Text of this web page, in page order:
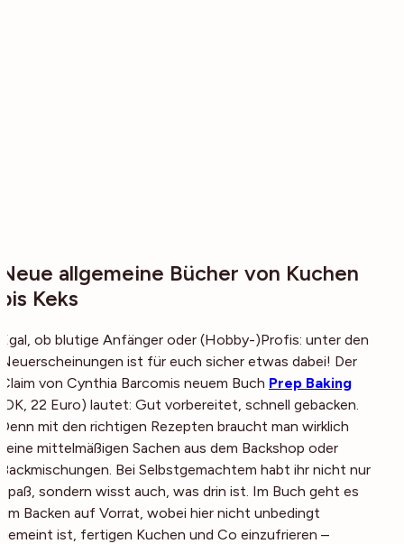
Neue allgemeine Bücher von Kuchen
bis Keks
Egal, ob blutige Anfänger oder (Hobby-)Profis: unter den
Neuerscheinungen ist für euch sicher etwas dabei! Der
Claim von Cynthia Barcomis neuem Buch Prep Baking
DK, 22 Euro) lautet: Gut vorbereitet, schnell gebacken.
Denn mit den richtigen Rezepten braucht man wirklich
keine mittelmäßigen Sachen aus dem Backshop oder
Backmischungen. Bei Selbstgemachtem habt ihr nicht nur
Spaß, sondern wisst auch, was drin ist. Im Buch geht es
um Backen auf Vorrat, wobei hier nicht unbedingt
gemeint ist, fertigen Kuchen und Co einzufrieren –